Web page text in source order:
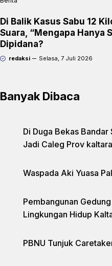
Di Balik Kasus Sabu 12
Suara, “Mengapa Hanya
Dipidana?
redaksi Selasa, 7 Juli 2026
Banyak Dibaca
Di Duga Bekas
Jadi Caleg Prov kaltara
Waspada Aki Yuasa
Pembangunan
Lingkungan Hidup
PBNU Tunjuk